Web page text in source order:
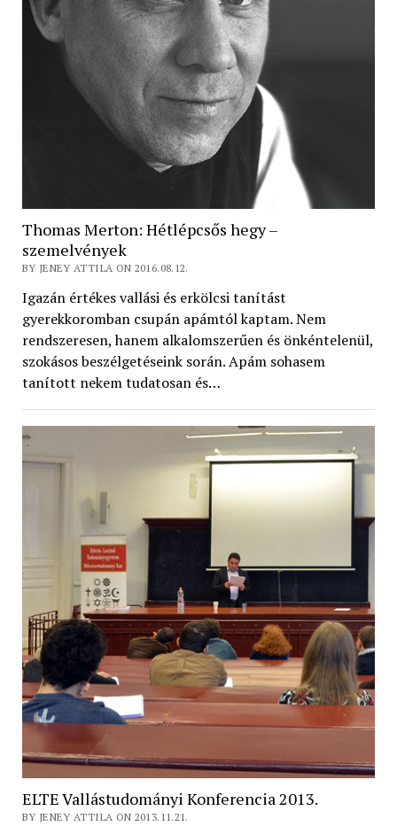
Thomas Merton: Hétlépcsős hegy –
szemelvények
BY JENEY ATTILA ON 2016.08.12.
Igazán értékes vallási és erkölcsi tanítást
gyerekkoromban csupán apámtól kaptam. Nem
rendszeresen, hanem alkalomszerűen és önkéntelenül,
szokásos beszélgetéseink során. Apám sohasem
tanított nekem tudatosan és…
ELTE Vallástudományi Konferencia 2013.
BY JENEY ATTILA ON 2013.11.21.